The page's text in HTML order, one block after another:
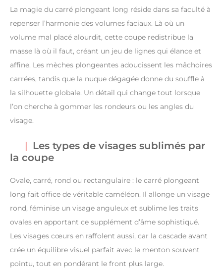
La magie du carré plongeant long réside dans sa faculté à
repenser l’harmonie des volumes faciaux. Là où un
volume mal placé alourdit, cette coupe redistribue la
masse là où il faut, créant un jeu de lignes qui élance et
affine. Les mèches plongeantes adoucissent les mâchoires
carrées, tandis que la nuque dégagée donne du souffle à
la silhouette globale. Un détail qui change tout lorsque
l’on cherche à gommer les rondeurs ou les angles du
visage.
Les types de visages sublimés par
la coupe
Ovale, carré, rond ou rectangulaire : le carré plongeant
long fait office de véritable caméléon. Il allonge un visage
rond, féminise un visage anguleux et sublime les traits
ovales en apportant ce supplément d’âme sophistiqué.
Les visages cœurs en raffolent aussi, car la cascade avant
crée un équilibre visuel parfait avec le menton souvent
pointu, tout en pondérant le front plus large.